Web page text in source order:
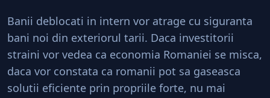
Banii deblocati in intern vor atrage cu siguranta
bani noi din exteriorul tarii. Daca investitorii
straini vor vedea ca economia Romaniei se misca,
daca vor constata ca romanii pot sa gaseasca
solutii eficiente prin propriile forte, nu mai